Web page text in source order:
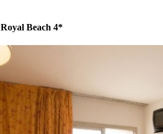
Royal Beach 4*